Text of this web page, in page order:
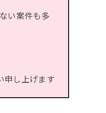
い案件も多
申し上げます